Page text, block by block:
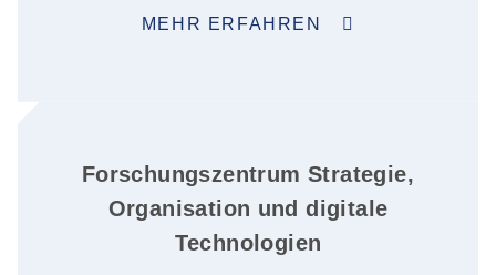
MEHR ERFAHREN
Forschungszentrum Strategie,
Organisation und digitale
Technologien